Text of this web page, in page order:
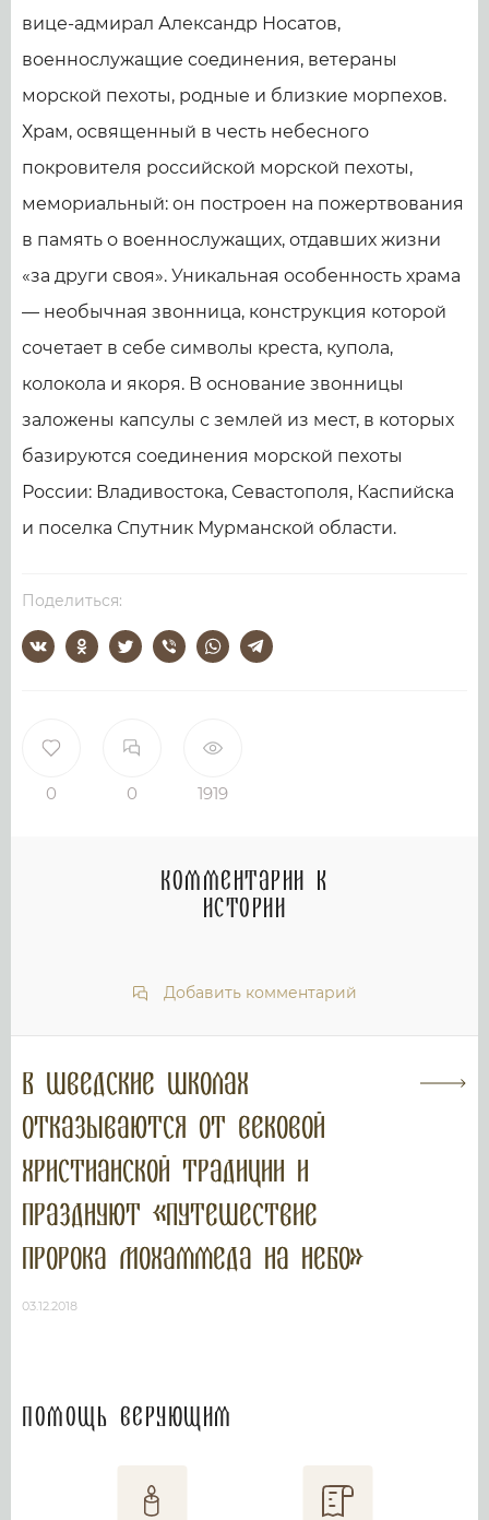
0 0 1919
вице-адмирал Александр Носатов,
военнослужащие соединения, ветераны
морской пехоты, родные и близкие морпехов.
Храм, освященный в честь небесного
покровителя российской морской пехоты,
мемориальный: он построен на пожертвования
в память о военнослужащих, отдавших жизни
«за други своя». Уникальная особенность храма
— необычная звонница, конструкция которой
сочетает в себе символы креста, купола,
колокола и якоря. В основание звонницы
заложены капсулы с землей из мест, в которых
базируются соединения морской пехоты
России: Владивостока, Севастополя, Каспийска
и поселка Спутник Мурманской области.
Поделиться:
Комментарии к
истории
Добавить комментарий
В шведские школах
отказываются от вековой
христианской традиции и
празднуют «путешествие
пророка Мохаммеда на небо»
03.12.2018
Помощь верующим